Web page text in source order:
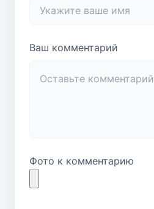
Ваш комментарий
Фото к комментарию